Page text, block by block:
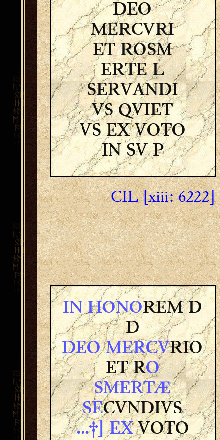
DEO
MERCVRI
ET ROSM
ERTE L
SERVANDI
VS QVIET
VS EX VOTO
IN SV P
CIL [xiii: 6222]
IN HONOREM D
D
DEO MERCVRIO
ET RO
SMERTÆ
SECVNDIVS
...†] EXVOTO